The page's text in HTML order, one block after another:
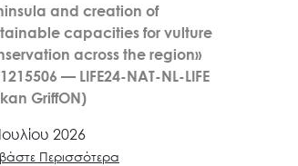
and creation of
capacities for vulture
across the region»
— LIFE24-NAT-NL-LIFE
GriffON)
2026
Περισσότερα